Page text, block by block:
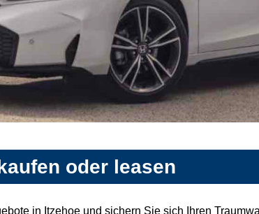
oder leasen
in Itzehoe und sichern Sie sich Ihren